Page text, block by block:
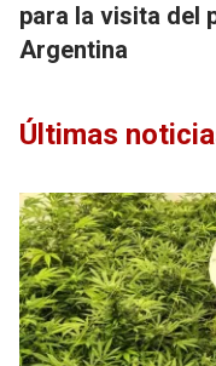
para la visita del
Argentina
Últimas